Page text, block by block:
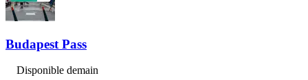
Budapest Pass
Disponible demain